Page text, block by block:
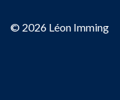
© 2026 Léon Imming